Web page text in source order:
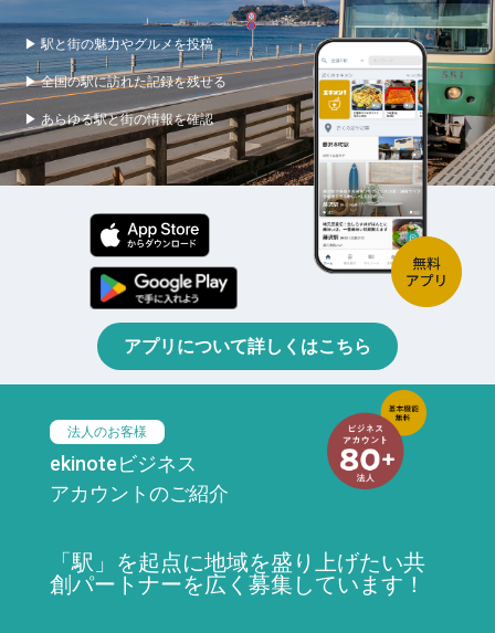
▶ 駅と街の魅力やグルメを投稿
▶ 全国の駅に訪れた記録を残せる
▶ あらゆる駅と街の情報を確認
アプリについて詳しくはこちら
法人のお客様
ekinoteビジネス
アカウントのご紹介
「駅」を起点に地域を盛り上げたい共
創パートナーを広く募集しています！